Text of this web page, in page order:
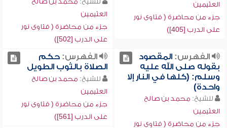
العثيمين
جزء من محاضرة ( فتاوى نور
على الدرب [405])
العثيمين
جزء من محاضرة ( فتاوى نور
على الدرب [502])
الفهرس:المقصود
بقوله صلى الله عليه
وسلم: (كلها في النار إلا
واحدة)
للشيخ: محمد بن صالح
العثيمين
جزء من محاضرة ( فتاوى نور
الفهرس:حكم
الصلاة بالثوب الطويل
للشيخ: محمد بن صالح
العثيمين
جزء من محاضرة ( فتاوى نور
على الدرب [561])